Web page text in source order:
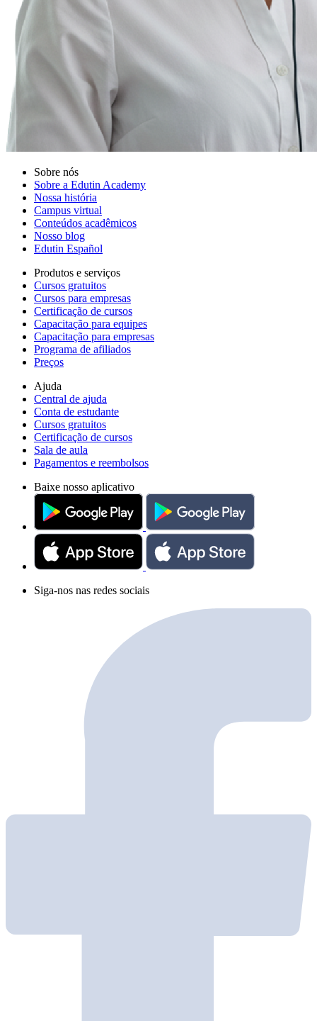
Sobre nós
Sobre a Edutin Academy
Nossa história
Campus virtual
Conteúdos acadêmicos
Nosso blog
Edutin Español
Produtos e serviços
Cursos gratuitos
Cursos para empresas
Certificação de cursos
Capacitação para equipes
Capacitação para empresas
Programa de afiliados
Preços
Ajuda
Central de ajuda
Conta de estudante
Cursos gratuitos
Certificação de cursos
Sala de aula
Pagamentos e reembolsos
Baixe nosso aplicativo
Siga-nos nas redes sociais